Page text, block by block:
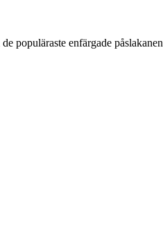
de populäraste enfärgade påslakanen